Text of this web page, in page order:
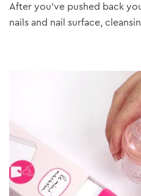
After you’ve pushed back
nails and nail surface,